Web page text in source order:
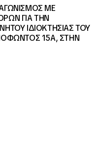
ΜΕ
ΓΙΑ ΤΗΝ
ΙΔΙΟΚΤΗΣΙΑΣ ΤΟΥ
15Α, ΣΤΗΝ